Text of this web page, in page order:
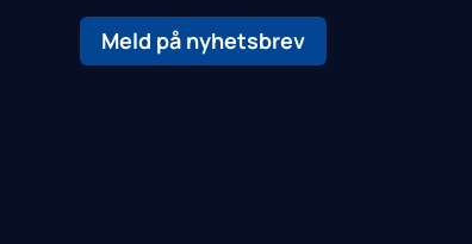
Meld på nyhetsbrev